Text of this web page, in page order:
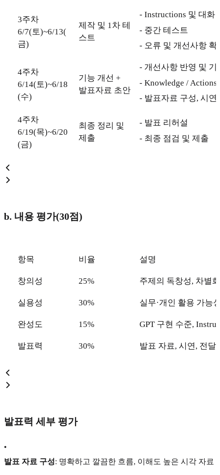
3주차
6/7(토)~6/13(
금)
제작 및 1차 테
스트
- Instructions 및 대화
- 중간 테스트
- 오류 및 개선사항 확
4주차
6/14(토)~6/18
(수)
기능 개선 +
발표자료 초안
- 개선사항 반영 및 기
- Knowledge /
- 발표자료 구성, 시연
4주차
6/19(목)~6/20
(금)
최종 정리 및
제출
- 발표 리허설
- 최종 점검 및 제출
b. 내용 평가(30점)
항목 비율 설명
창의성 25% 주제의 독창성, 차별
실용성 30% 실무·개인 활용 가능
완성도 15% GPT 구현 수준,
발표력 30% 발표 자료, 시연, 전달
발표력 세부 평가
•
발표 자료 구성: 명확하고 깔끔한 흐름, 이해도 높은 시각 자료